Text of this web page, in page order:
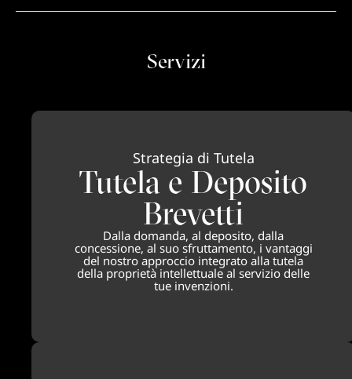
Servizi
Strategia di Tutela
Tutela e Deposito
Brevetti
Dalla domanda, al deposito, dalla
concessione, al suo sfruttamento, i vantaggi
del nostro approccio integrato alla tutela
della proprietà intellettuale al servizio delle
tue invenzioni.